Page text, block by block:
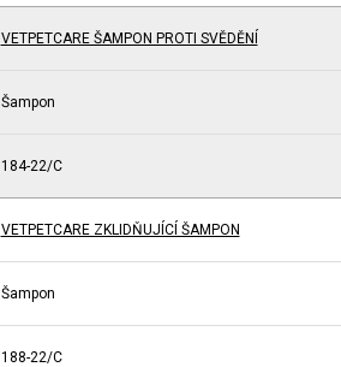
VETPETCARE ŠAMPON PROTI SVĚDĚNÍ
Šampon
184-22/C
VETPETCARE ZKLIDŇUJÍCÍ ŠAMPON
Šampon
188-22/C